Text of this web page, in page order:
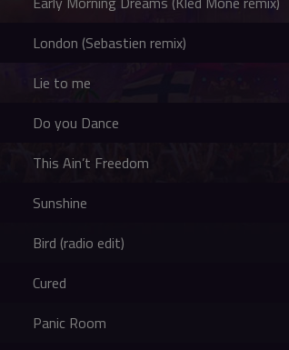
London (Sebastien remix)
Lie to me
Do you Dance
This Ain’t Freedom
Sunshine
Bird (radio edit)
Cured
Panic Room